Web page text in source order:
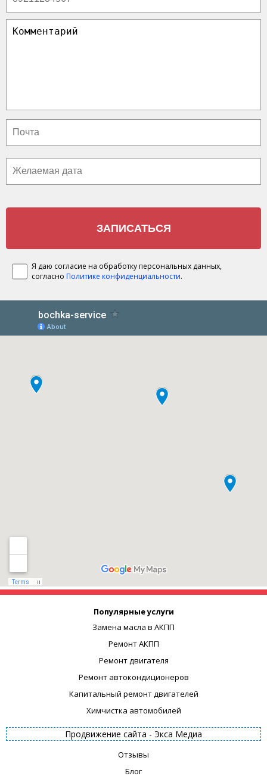
Я даю согласие на обработку персональных данных,
согласно Политике конфиденциальности.
Популярные услуги
Замена масла в АКПП
Ремонт АКПП
Ремонт двигателя
Ремонт автокондиционеров
Капитальный ремонт двигателей
Химчистка автомобилей
Продвижение сайта - Экса Медиа
Отзывы
Блог